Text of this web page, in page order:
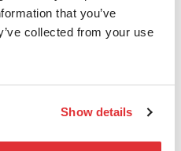
that you’ve
collected from your use
Show details
til Arctic Wolfs
din kan